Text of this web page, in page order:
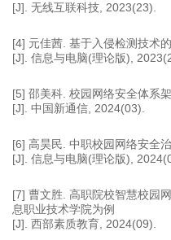
[J]. 无线互联科技, 2023(23).
[4] 元佳茜. 基于入侵检测技术
[J]. 信息与电脑(理论版),
[5] 邵美科. 校园网络安全体系
[J]. 中国新通信, 2024(03).
[6] 高昊民. 中职校园网络安全
[J]. 信息与电脑(理论版),
[7] 曹文胜. 高职院校智慧校园
息职业技术学院为例
[J]. 西部素质教育, 2024(09).